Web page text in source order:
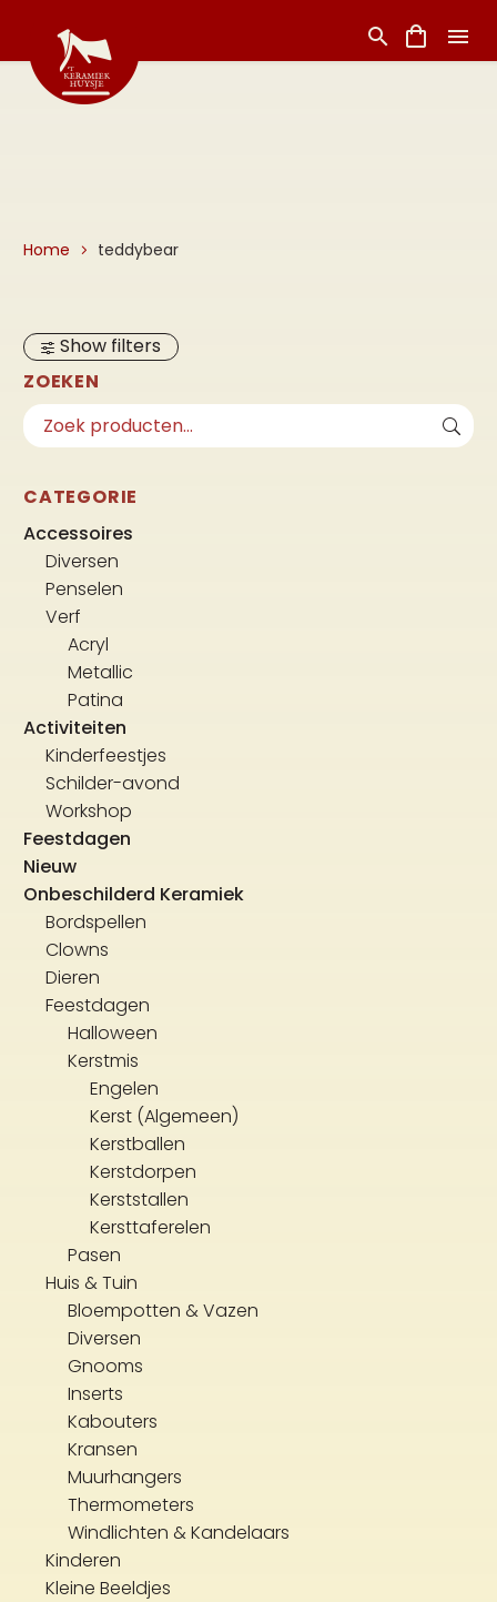
Home teddybear
Show filters
ZOEKEN
CATEGORIE
Accessoires
Diversen
Penselen
Verf
Acryl
Metallic
Patina
Activiteiten
Kinderfeestjes
Schilder-avond
Workshop
Feestdagen
Nieuw
Onbeschilderd Keramiek
Bordspellen
Clowns
Dieren
Feestdagen
Halloween
Kerstmis
Engelen
Kerst (Algemeen)
Kerstballen
Kerstdorpen
Kerststallen
Kersttaferelen
Pasen
Huis & Tuin
Bloempotten & Vazen
Diversen
Gnooms
Inserts
Kabouters
Kransen
Muurhangers
Thermometers
Windlichten & Kandelaars
Kinderen
Kleine Beeldjes